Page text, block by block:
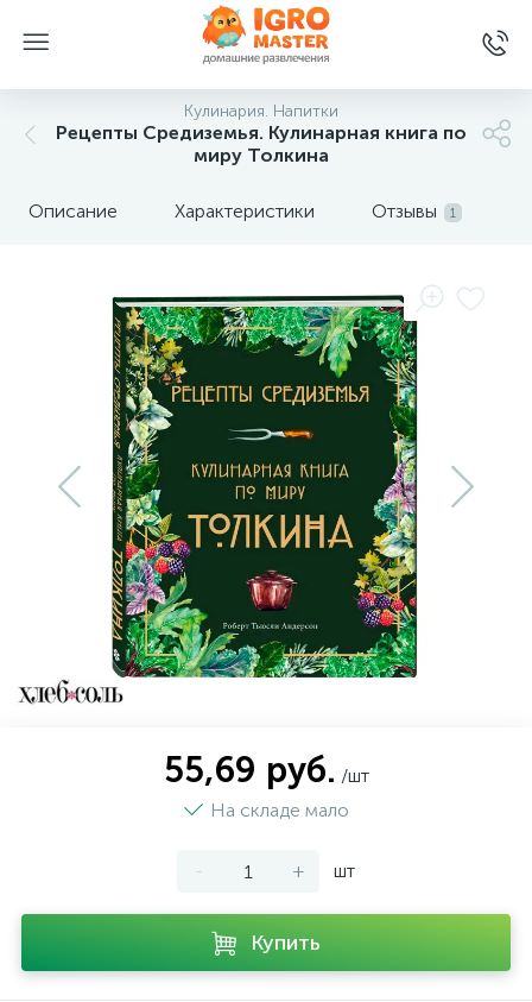
Кулинария. Напитки
Рецепты Средиземья. Кулинарная книга по
миру Толкина
Описание Характеристики Отзывы 1
55,69 руб. /шт
На складе мало
- + шт
Купить